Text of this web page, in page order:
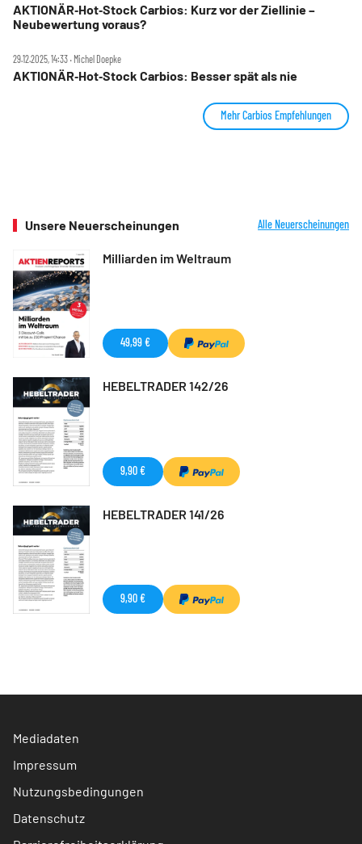
AKTIONÄR‑Hot‑Stock Carbios: Kurz vor der Ziellinie –
Neubewertung voraus?
29.12.2025, 14:33 ‧ Michel Doepke
AKTIONÄR‑Hot‑Stock Carbios: Besser spät als nie
Mehr Carbios Empfehlungen
Unsere Neuerscheinungen Alle Neuerscheinungen
Milliarden im Weltraum
49,99 €
HEBELTRADER 142/26
9,90 €
HEBELTRADER 141/26
9,90 €
Mediadaten
Impressum
Nutzungsbedingungen
Datenschutz